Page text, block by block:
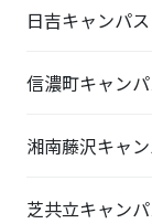
日吉キャンパス
信濃町キャン
湘南藤沢キャ
芝共立キャン